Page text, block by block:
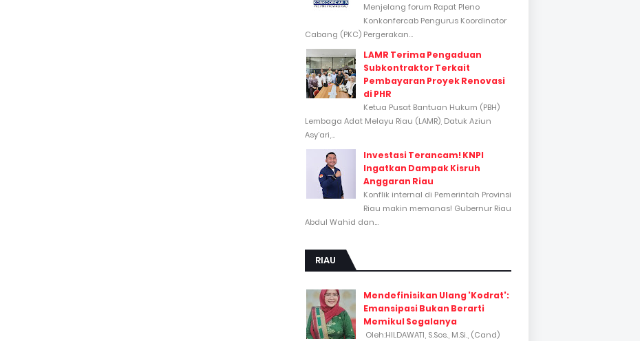
Menjelang forum Rapat Pleno
Konkonfercab Pengurus Koordinator
Cabang (PKC) Pergerakan...
LAMR Terima Pengaduan
Subkontraktor Terkait
Pembayaran Proyek Renovasi
di PHR
Ketua Pusat Bantuan Hukum (PBH)
Lembaga Adat Melayu Riau (LAMR), Datuk Aziun
Asy’ari,...
Investasi Terancam! KNPI
Ingatkan Dampak Kisruh
Anggaran Riau
Konflik internal di Pemerintah Provinsi
Riau makin memanas! Gubernur Riau
Abdul Wahid dan...
RIAU
Mendefinisikan Ulang 'Kodrat':
Emansipasi Bukan Berarti
Memikul Segalanya
Oleh:HILDAWATI, S.Sos., M.Si., (Cand)